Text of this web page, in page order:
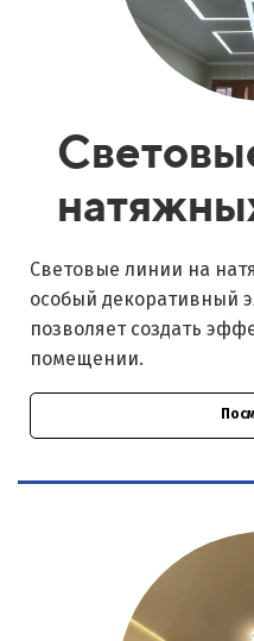
Световые линии на
особый декоративный
позволяет создать
помещении.